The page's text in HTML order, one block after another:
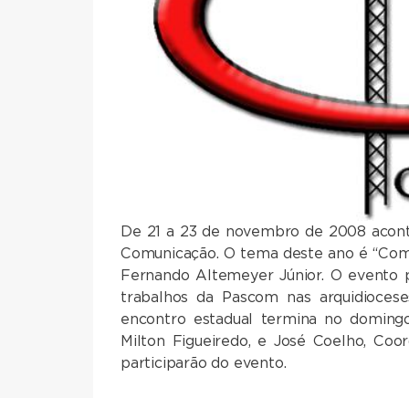
De 21 a 23 de novembro de 2008
Comunicação. O tema deste ano é
Fernando Altemeyer Júnior. O
trabalhos da Pascom nas
encontro estadual termina no
Milton Figueiredo, e José Coelho,
participarão do evento.